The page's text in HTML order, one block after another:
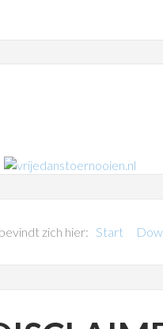
zich hier: Start